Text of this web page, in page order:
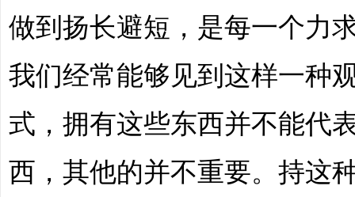
培做到扬长避短，是每一个力
我们经常能够见到这样一种
式，拥有这些东西并不能代
西，其他的并不重要。持这